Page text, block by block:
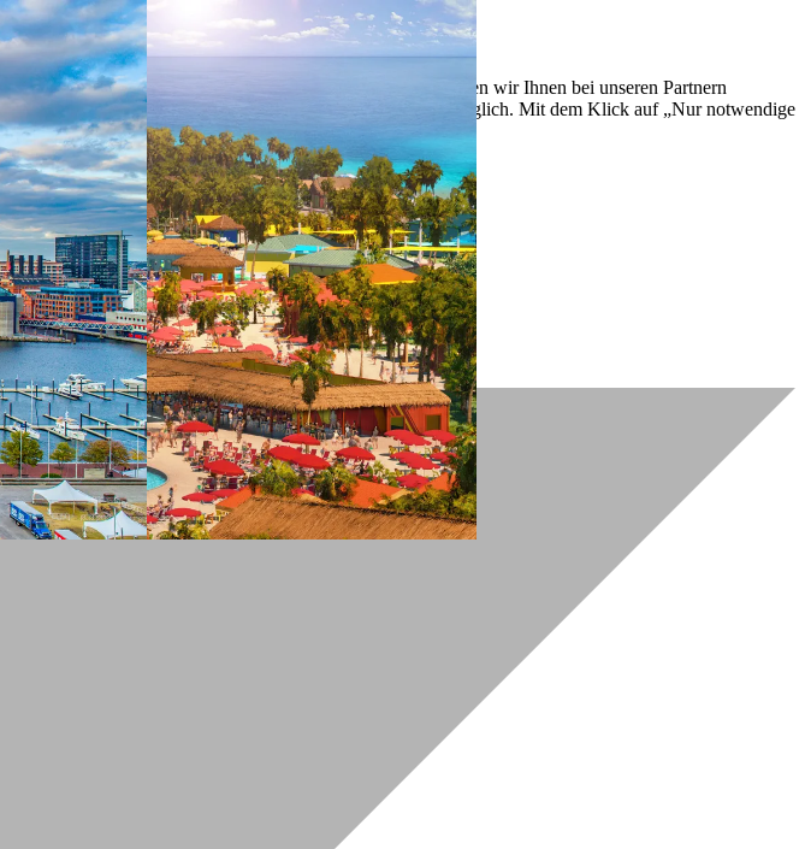
servieren und dieses kontinuierlich zu verbessern. So können wir Ihnen bei unseren Partnern
festlegen. Dies ist auch nachträglich jederzeit möglich. Mit dem Klick auf „Nur notwendige